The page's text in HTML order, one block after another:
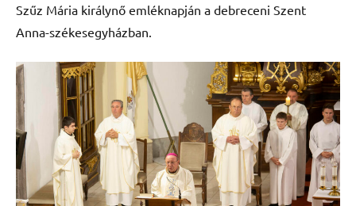
Szűz Mária királynő emléknapján a debreceni Szent
Anna-székesegyházban.